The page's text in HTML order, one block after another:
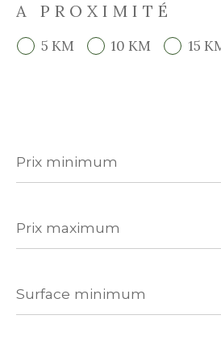
A PROXIMITÉ
5 KM 10 KM 15
minimum
maximum
minimum